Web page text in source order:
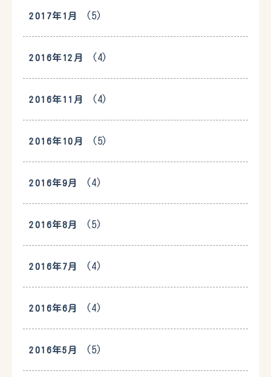
2017年1月 (5)
2016年12月 (4)
2016年11月 (4)
2016年10月 (5)
2016年9月 (4)
2016年8月 (5)
2016年7月 (4)
2016年6月 (4)
2016年5月 (5)